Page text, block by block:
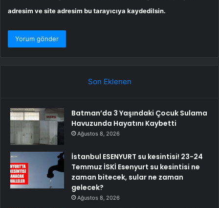
adresim ve site adresim bu tarayıcıya kaydedilsin.
Son Eklenen
Batman’da 3 Yaşındaki Çocuk Sulama
Havuzunda Hayatını Kaybetti
Ağustos 8, 2026
İstanbul ESENYURT su kesintisi! 23-24
Temmuz İSKİ Esenyurt su kesintisi ne
zaman bitecek, sular ne zaman
gelecek?
Ağustos 8, 2026